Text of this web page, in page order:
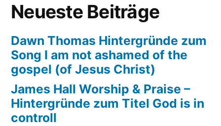
answer
Neueste Beiträge
Dawn Thomas Hintergründe zum
Song I am not ashamed of the
gospel (of Jesus Christ)
James Hall Worship & Praise –
Hintergründe zum Titel God is in
controll